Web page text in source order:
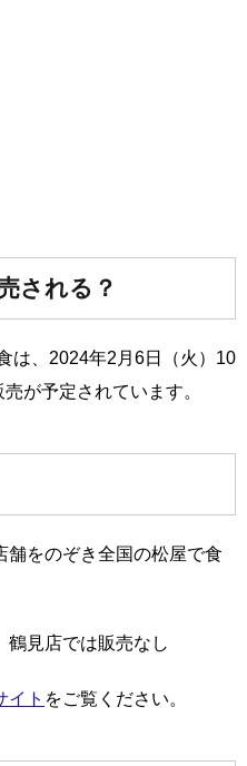
される？
は、2024年2月6日（火）10
が予定されています。
舗をのぞき全国の松屋で食
見店では販売なし
イト をご覧ください。